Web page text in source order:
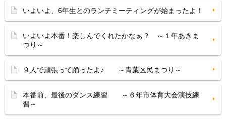
いよいよ、6年生とのランチミーティングが始まったよ！
いよいよ本番！楽しんでくれたかなぁ？ ～１年あきま
つり～
９人で頑張って踊ったよ♪ ～青葉区民まつり～
本番前、最後のダンス練習 ～６年市体育大会演技練
習～